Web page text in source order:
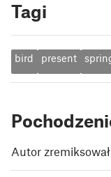
Tagi
bird present
Autor